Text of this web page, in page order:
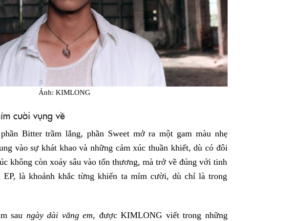
Ảnh: KIMLONG
cười vụng về
Bitter trầm lắng, phần Sweet mở ra một gam màu nhẹ
vào sự khát khao và những cảm xúc thuần khiết, dù có đôi
không còn xoáy sâu vào tổn thương, mà trở về đúng với tinh
EP, là khoảnh khắc từng khiến ta mỉm cười, dù chỉ là trong
sau ngày dài vắng em, được KIMLONG viết trong những